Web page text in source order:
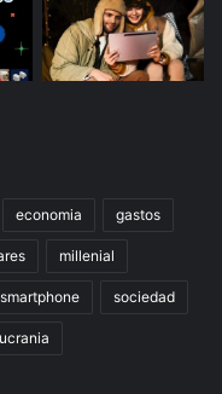
economia gastos
millenial
smartphone sociedad
ucrania